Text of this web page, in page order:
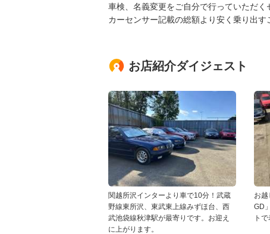
車検、名義変更をご自分で行っていただく
カーセンサー記載の総額より安く乗り出す
お店紹介ダイジェスト
関越所沢インターより車で10分！武蔵
野線東所沢、東武東上線みずほ台、西
武池袋線秋津駅が最寄りです。お迎え
に上がります。
お
GD
ト